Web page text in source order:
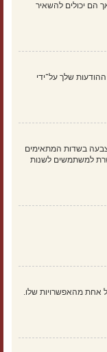
הם יכולים להשאיר
שלך על־ידי
בשדות המתאימים
זמן הגבלה לסקר בימים (0 לצמיתות) ולבסוף האפשרות אשר מאפשרת למשתמשים לשנות
אחת מהאפשרויות שלו.